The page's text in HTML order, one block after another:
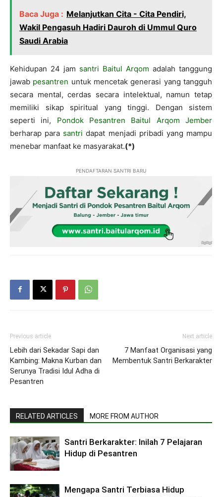
Baca Juga : Melanjutkan Cita - Cita Pendiri,
Wakil Pengasuh Hadiri Dauroh di Ummul Quro
Saudi Arabia
Kehidupan 24 jam santri Baitul Arqom adalah tanggung
jawab pesantren untuk mencetak generasi yang tangguh
secara mental, cerdas secara intelektual, namun tetap
memiliki sikap spiritual yang tinggi. Dengan sistem
seperti ini, Pondok Pesantren Baitul Arqom Jember
berharap para santri dapat menjadi pribadi yang mampu
menebar manfaat ke masyarakat.(*)
PENDAFTARAN SANTRI BARU
Previous article
Lebih dari Sekadar Sapi dan
Kambing: Makna Kurban dan
Serunya Tradisi Idul Adha di
Pesantren
Next article
7 Manfaat Organisasi yang
Membentuk Santri Berkarakter
RELATED ARTICLES MORE FROM AUTHOR
Santri Berkarakter: Inilah 7 Pelajaran
Hidup di Pesantren
Mengapa Santri Terbiasa Hidup